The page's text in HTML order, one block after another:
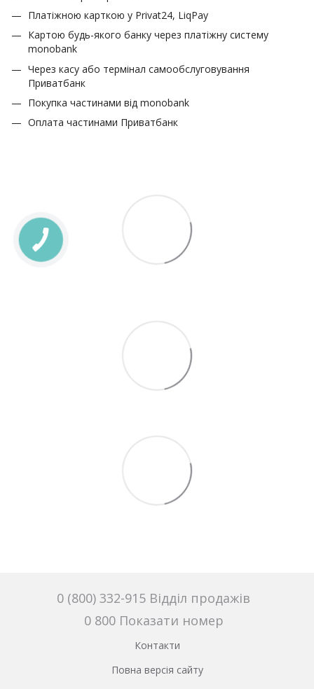
Платіжною карткою у Privat24, LiqPay
Картою будь-якого банку через платіжну систему
monobank
Через касу або термінал самообслуговування
Приватбанк
Покупка частинами від monobank
Оплата частинами Приватбанк
0 (800) 332-915 Відділ продажів
0 800 Показати номер
Контакти
Повна версія сайту